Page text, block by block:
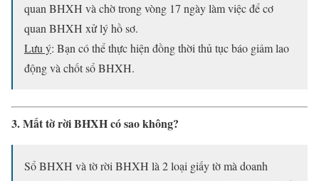
quan BHXH và chờ trong vòng 17 ngày làm việc để cơ
quan BHXH xử lý hồ sơ.
Lưu ý: Bạn có thể thực hiện đồng thời thủ tục báo giảm lao
động và chốt sổ BHXH.
3. Mất tờ rời BHXH có sao không?
Sổ BHXH và tờ rời BHXH là 2 loại giấy tờ mà doanh